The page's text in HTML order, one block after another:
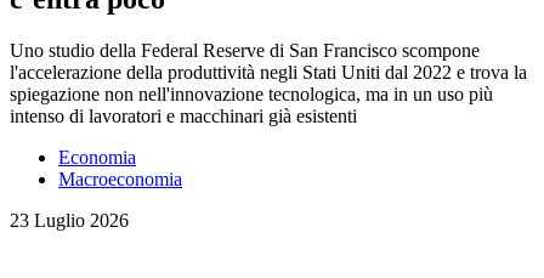
Uno studio della Federal Reserve di San Francisco scompone
l'accelerazione della produttività negli Stati Uniti dal 2022 e trova la
spiegazione non nell'innovazione tecnologica, ma in un uso più
intenso di lavoratori e macchinari già esistenti
Economia
Macroeconomia
23 Luglio 2026